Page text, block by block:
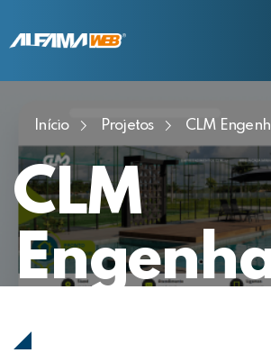
Início Projetos CLM
CLM